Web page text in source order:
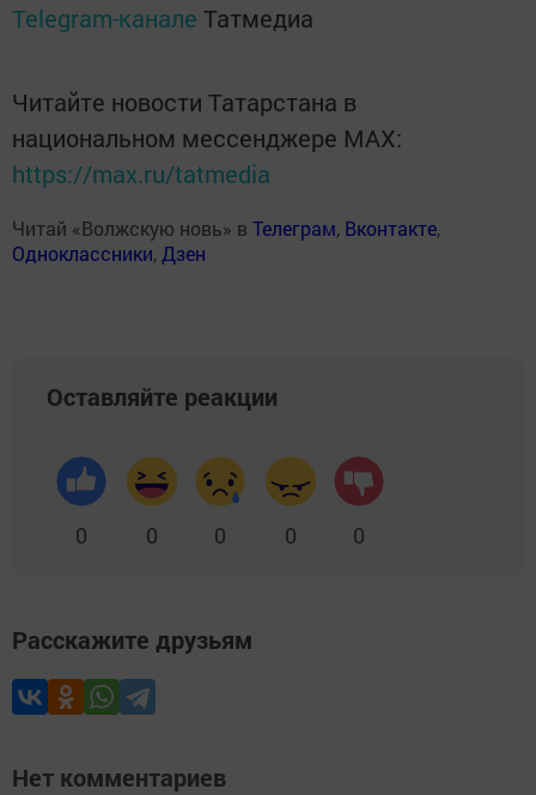
Telegram-канале Татмедиа
Читайте новости Татарстана в
национальном мессенджере MАХ:
https://max.ru/tatmedia
Читай «Волжскую новь» в Телеграм, Вконтакте,
Одноклассники, Дзен
Оставляйте реакции
0 0 0 0 0
Расскажите друзьям
Нет комментариев